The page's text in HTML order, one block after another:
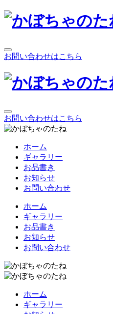
お問い合わせはこちら
お問い合わせはこちら
ホーム
ギャラリー
お品書き
お知らせ
お問い合わせ
ホーム
ギャラリー
お品書き
お知らせ
お問い合わせ
ホーム
ギャラリー